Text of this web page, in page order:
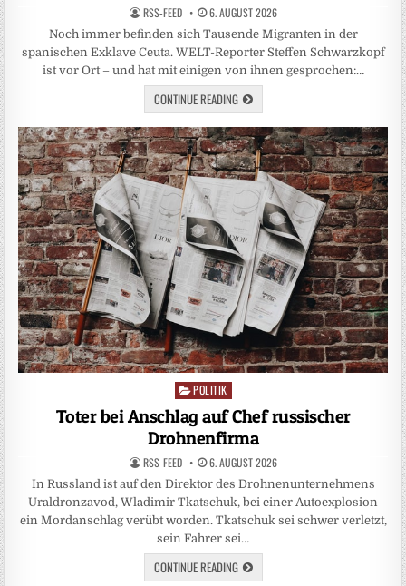
RSS-FEED 6. AUGUST 2026
Noch immer befinden sich Tausende Migranten in der
spanischen Exklave Ceuta. WELT-Reporter Steffen Schwarzkopf
ist vor Ort – und hat mit einigen von ihnen gesprochen:…
CONTINUE READING
Posted
in
POLITIK
Toter bei Anschlag auf Chef russischer
Drohnenfirma
RSS-FEED 6. AUGUST 2026
In Russland ist auf den Direktor des Drohnenunternehmens
Uraldronzavod, Wladimir Tkatschuk, bei einer Autoexplosion
ein Mordanschlag verübt worden. Tkatschuk sei schwer verletzt,
sein Fahrer sei…
CONTINUE READING